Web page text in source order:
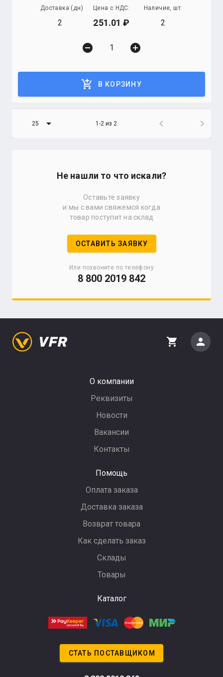
Доставка (дн)
2
Цена с НДС:
251.01
Наличие, шт.
2
remove_circle add_circle
add_shopping_cart В КОРЗИНУ
25 arrow_drop_down 1-2 из 2 chevron_left chevron_right
Не нашли то что искали?
Оставьте заявку
и мы с вами свяжемся когда
товар поступит на склад
ОСТАВИТЬ ЗАЯВКУ
Или позвоните по телефону
8 800 2019 842
О компании
Реквизиты
Новости
Вакансии
Контакты
Помощь
Оплата заказа
Доставка заказа
Возврат товара
Как сделать заказ
Склады
Товары
Каталог
shopping_cart person
СТАТЬ ПОСТАВЩИКОМ